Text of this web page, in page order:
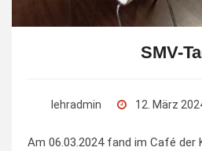
SMV-
lehradmin 12. März
Am 06.03.2024 fand im Café der